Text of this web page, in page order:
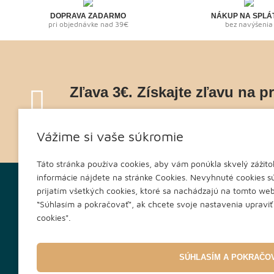
Invicta(1)
(1)
Cannibal (1)
AVI-8(1)
DOPRAVA ZADARMO
pri objednávke nad 39€
NÁKUP NA
bez navýšenia
Zľava 3€. Získajte zľavu na
O nákupe
Spôsob dopravy a platby
Obchodné podmienky
Informácie
Úvod
O nás
Kde nás
Vážime si vaše súkromie
Táto stránka používa cookies, aby vám ponúkla skvelý
informácie nájdete na stránke Cookies. Nevyhnuté cookies
prijatím všetkých cookies, ktoré sa nachádzajú na tomto
“Súhlasím a pokračovať", ak chcete svoje nastavenia
cookies".
SÚHLASÍM A